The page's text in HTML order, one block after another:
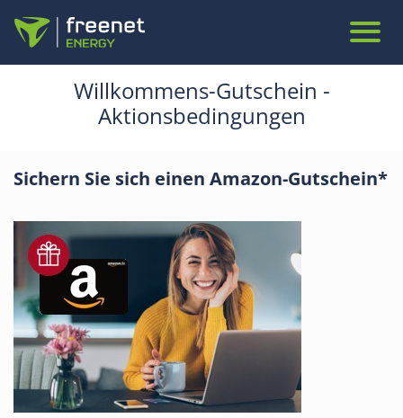
Willkommens-Gutschein -
Aktionsbedingungen
Sichern Sie sich einen Amazon-Gutschein*